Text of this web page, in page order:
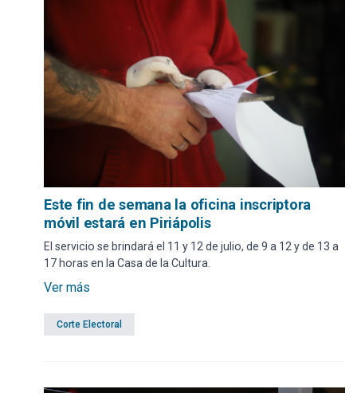
Este fin de semana la oficina inscriptora
móvil estará en Piriápolis
El servicio se brindará el 11 y 12 de julio, de 9 a 12 y de 13 a
17 horas en la Casa de la Cultura.
Ver más
Corte Electoral